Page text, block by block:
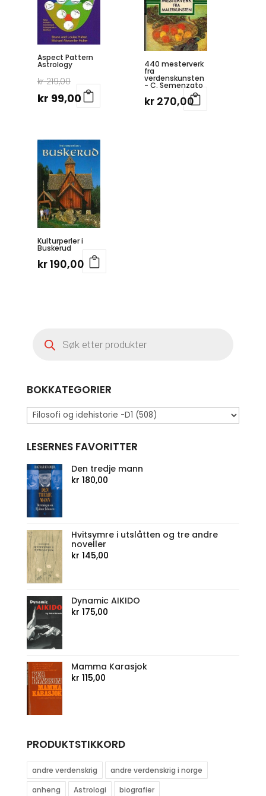
Aspect Pattern
Astrology
kr219,00 Opprinnelig
pris
kr 99,00Nåværende
kr 99,00.
440 mesterverk
fra
verdenskunsten
- C. Semenzato
kr 270,00
Kulturperler i
Buskerud
kr190,00
search
BOKKATEGORIER
LESERNES FAVORITTER
Den tredje mann
kr 180,00
Hvitsymre i utslåtten og tre andre
noveller
kr 145,00
Dynamic AIKIDO
kr 175,00
Mamma Karasjok
kr 115,00
PRODUKTSTIKKORD
andre verdenskrig
andre verdenskrig i norge
anheng
Astrologi
biografier